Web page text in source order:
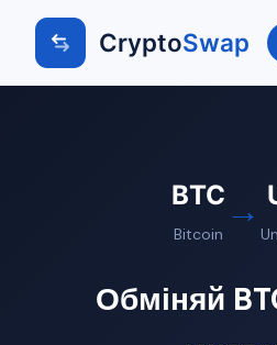
CryptoSwap
BTC
Bitcoin
→
Обміняй